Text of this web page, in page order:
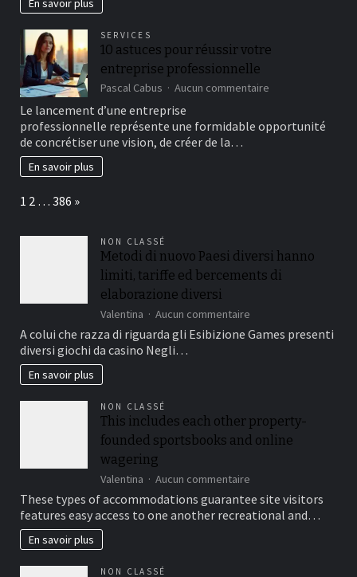
constructions
durables
en
2025
En savoir plus
SERVICES
10 astuces pour réussir votre
entreprise professionnelle
Pascal Cabus Aucun commentaire
pour
Le lancement d’une entreprise
professionnelle représente une formidable opportunité
de concrétiser une vision, de créer de la…
En savoir plus
Page:
1 2 … 386 Next
»
NON CLASSÉ
Metodi di nuovo Paesi diversi hanno
limiti, tariffe ed bercements di
elaborazione diversi
Valentina Aucun commentaire
Metodi
di
tariffe
ed
diversi
A colui che razza di riguarda gli Esibizione Games presenti
diversi giochi da casino Negli…
En savoir plus
NON CLASSÉ
This includes each other property-
founded sportsbooks and online
wagering
Valentina Aucun commentaire
This
includes
each
These types of accommodations guarantee site visitors
features easy access to one another recreational and…
En savoir plus
NON CLASSÉ